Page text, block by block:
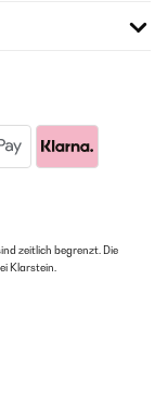
zeitlich begrenzt. Die
Klarstein.